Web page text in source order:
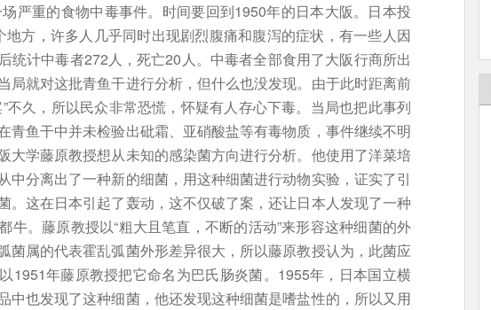
严重的食物中毒事件。时间要回到1950年的日本大阪。日本投
方，许多人几乎同时出现剧烈腹痛和腹泻的症状，有一些人因
统计中毒者272人，死亡20人。中毒者全部食用了大阪行商所出
局就对这批青鱼干进行分析，但什么也没发现。由于此时距离前
不久，所以民众非常恐慌，怀疑有人存心下毒。当局也把此事列
青鱼干中并未检验出砒霜、亚硝酸盐等有毒物质，事件继续不明
大学藤原教授想从未知的感染菌方向进行分析。他使用了洋菜培
中分离出了一种新的细菌，用这种细菌进行动物实验，证实了引
。这在日本引起了轰动，这不仅破了案，还让日本人发现了一种
牛。藤原教授以“粗大且笔直，不断的活动”来形容这种细菌的外
菌属的代表霍乱弧菌外形差异很大，所以藤原教授认为，此菌应
1951年藤原教授把它命名为巴氏肠炎菌。1955年，日本国立横
中也发现了这种细菌，他还发现这种细菌是嗜盐性的，所以又用